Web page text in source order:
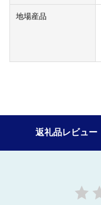
地場産品
返礼品レビュー